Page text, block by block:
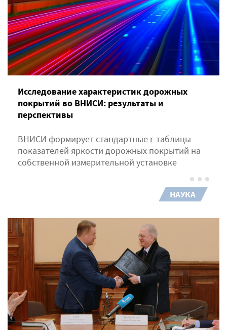
Исследование характеристик дорожных
покрытий во ВНИСИ: результаты и
перспективы
ВНИСИ формирует стандартные r-таблицы
показателей яркости дорожных покрытий на
собственной измерительной установке
НАУКА